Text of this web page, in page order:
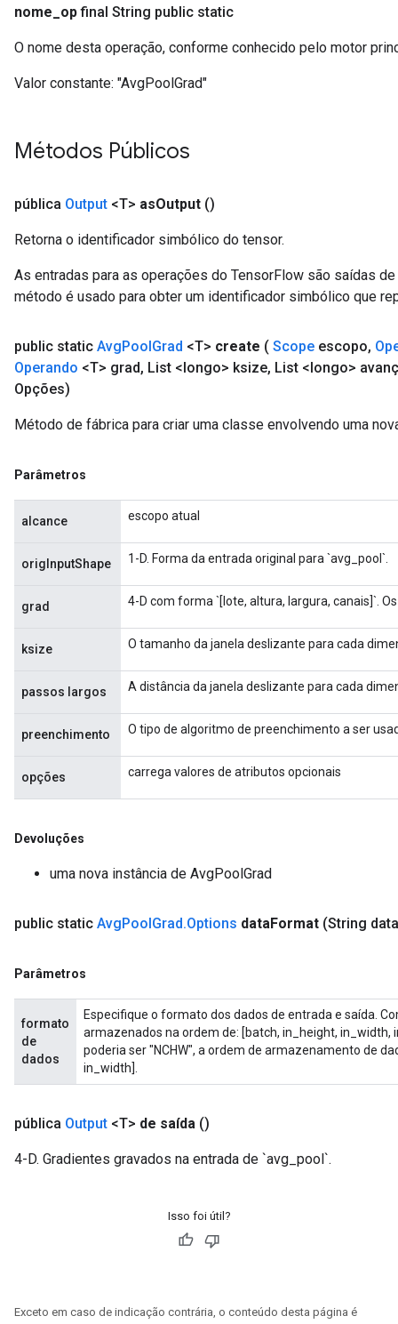
nome op final String public static
O nome desta operação, conforme conhecido pelo motor
Valor constante: "AvgPoolGrad"
Métodos Públicos
pública Output <T> asOutput ()
Retorna o identificador simbólico do tensor.
As entradas para as operações do TensorFlow são saídas
método é usado para obter um identificador simbólico que
public static AvgPoolGrad <T> create ( Scope escopo,
Operando <T> grad, List <longo> ksize, List <longo>
Opções)
Método de fábrica para criar uma classe envolvendo uma
Parâmetros
alcance escopo atual
origInputShape 1-D. Forma da entrada original para `avg_pool`.
grad 4-D com forma `[lote, altura, largura, canais]`.
ksize O tamanho da janela deslizante para cada
passos largos A distância da janela deslizante para cada
preenchimento O tipo de algoritmo de preenchimento a ser
opções carrega valores de atributos opcionais
Devoluções
uma nova instância de AvgPoolGrad
public static AvgPoolGrad.Options dataFormat (String data
Parâmetros
formato
de
dados
Especifique o formato dos dados de entrada e saída.
armazenados na ordem de: [batch, in_height,
poderia ser "NCHW", a ordem de armazenamento de
in_width].
pública Output <T> de saída ()
4-D. Gradientes gravados na entrada de `avg_pool`.
Isso foi útil?
Exceto em caso de indicação contrária, o conteúdo desta página é